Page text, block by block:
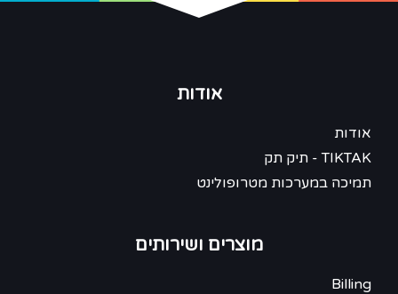
אודות
אודות
TIKTAK - תיק תק
תמיכה במערכות מטרופולינט
מוצרים ושירותים
Billing